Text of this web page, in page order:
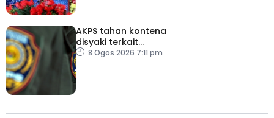
AKPS tahan kontena
disyaki terkait
penghantaran ke Israel
8 Ogos 2026 7:11 pm